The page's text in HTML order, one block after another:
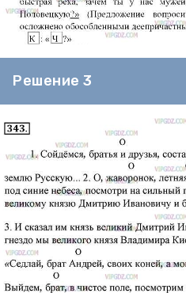
Решение 3